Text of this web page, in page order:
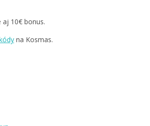
aj 10€ bonus.
na Kosmas.